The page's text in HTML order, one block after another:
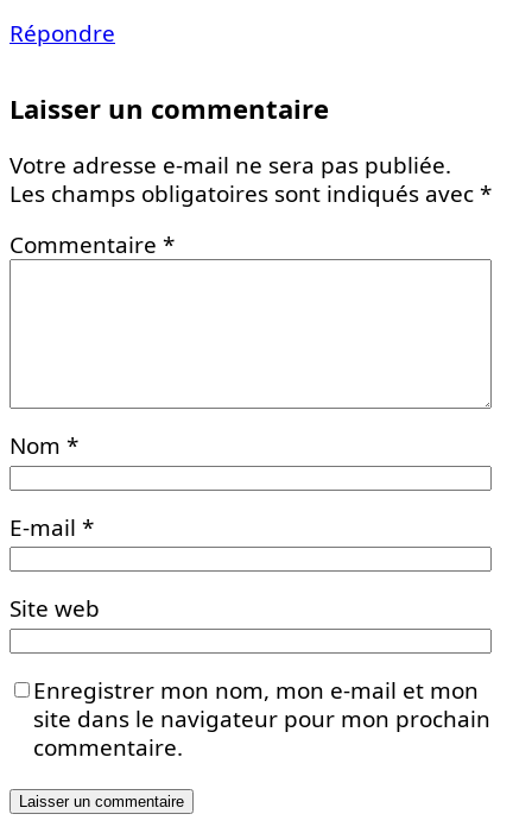
Répondre
Laisser un commentaire
Votre adresse e-mail ne sera pas publiée.
Les champs obligatoires sont indiqués avec*
Commentaire *
Nom *
E-mail *
Site web
Enregistrer mon nom, mon e-mail et mon
site dans le navigateur pour mon prochain
commentaire.